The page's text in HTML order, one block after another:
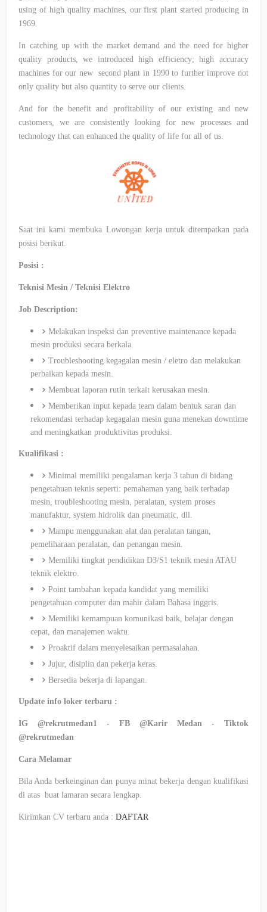
using of high quality machines, our first plant started producing in
1969.
In catching up with the market demand and the need for higher
quality products, we introduced high efficiency; high accuracy
machines for our new second plant in 1990 to further improve not
only quality but also quantity to serve our clients.
And for the benefit and profitability of our existing and new
customers, we are consistently looking for new processes and
technology that can enhanced the quality of life for all of us.
Saat ini kami membuka Lowongan kerja untuk ditempatkan pada
posisi berikut.
Posisi :
Teknisi Mesin / Teknisi Elektro
Job Description:
Melakukan inspeksi dan preventive maintenance kepada
mesin produksi secara berkala.
Troubleshooting kegagalan mesin / eletro dan melakukan
perbaikan kepada mesin.
Membuat laporan rutin terkait kerusakan mesin.
Memberikan input kepada team dalam bentuk saran dan
rekomendasi terhadap kegagalan mesin guna menekan downtime
and meningkatkan produktivitas produksi.
Kualifikasi :
Minimal memiliki pengalaman kerja 3 tahun di bidang
pengetahuan teknis seperti: pemahaman yang baik terhadap
mesin, troubleshooting mesin, peralatan, system proses
manufaktur, system hidrolik dan pneumatic, dll.
Mampu menggunakan alat dan peralatan tangan,
pemeliharaan peralatan, dan penangan mesin.
Memiliki tingkat pendidikan D3/S1 teknik mesin ATAU
teknik elektro.
Point tambahan kepada kandidat yang memiliki
pengetahuan computer dan mahir dalam Bahasa inggris.
Memiliki kemampuan komunikasi baik, belajar dengan
cepat, dan manajemen waktu.
Proaktif dalam menyelesaikan permasalahan.
Jujur, disiplin dan pekerja keras.
Bersedia bekerja di lapangan.
Update info loker terbaru :
IG @rekrutmedan1 - FB @Karir Medan - Tiktok
@rekrutmedan
Cara Melamar
Bila Anda berkeinginan dan punya minat bekerja dengan kualifikasi
di atas buat lamaran secara lengkap.
Kirimkan CV terbaru anda : DAFTAR